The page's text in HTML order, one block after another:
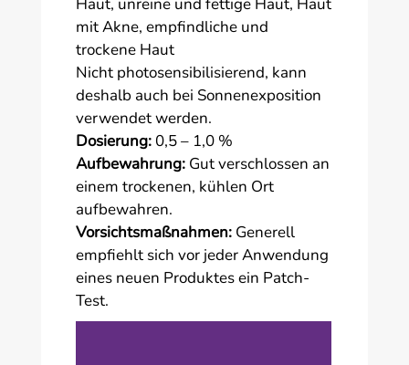
Haut, unreine und fettige Haut, Haut
mit Akne, empfindliche und
trockene Haut
Nicht photosensibilisierend, kann
deshalb auch bei Sonnenexposition
verwendet werden.
Dosierung:0,5 – 1,0 %
Aufbewahrung:Gut verschlossen an
einem trockenen, kühlen Ort
aufbewahren.
Vorsichtsmaßnahmen:Generell
empfiehlt sich vor jeder Anwendung
eines neuen Produktes ein Patch-
Test.